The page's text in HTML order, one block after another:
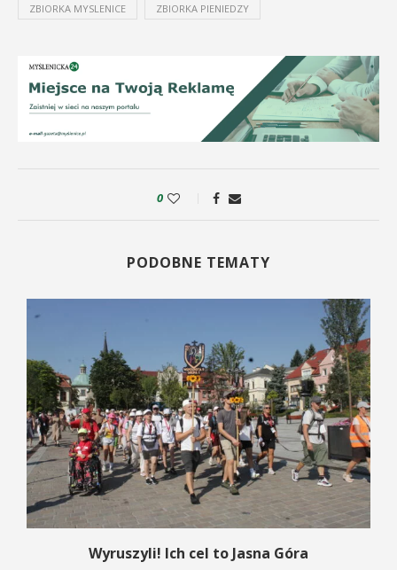
ZBIORKA MYSLENICE ZBIORKA PIENIEDZY
0
PODOBNE TEMATY
Wyruszyli! Ich cel to Jasna Góra